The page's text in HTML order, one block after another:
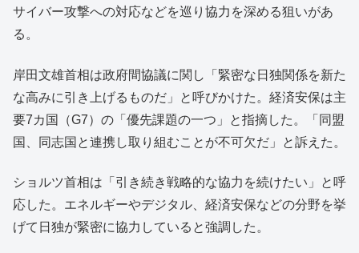
サイバー攻撃への対応などを巡り協力を深める狙いがあ
る。
岸田文雄首相は政府間協議に関し「緊密な日独関係を新た
な高みに引き上げるものだ」と呼びかけた。経済安保は主
要7カ国（G7）の「優先課題の一つ」と指摘した。「同盟
国、同志国と連携し取り組むことが不可欠だ」と訴えた。
ショルツ首相は「引き続き戦略的な協力を続けたい」と呼
応した。エネルギーやデジタル、経済安保などの分野を挙
げて日独が緊密に協力していると強調した。